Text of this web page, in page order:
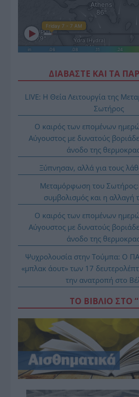
ΔΙΑΒΑΣΤΕ ΚΑΙ ΤΑ
LIVE: Η Θεία Λειτουργία της
Σωτήρος
Ο καιρός των επομένων
Αύγουστος με δυνατούς
άνοδο της
Ξύπνησαν, αλλά για τους
Μεταμόρφωση του Σωτήρος:
συμβολισμός και η αλλαγή
Ο καιρός των επομένων
Αύγουστος με δυνατούς
άνοδο της
Ψυχρολουσία στην Τούμπα: Ο
«μπλακ άουτ» των 17
την ανατροπή στο
ΤΟ ΒΙΒΛΙΟ ΣΤΟ